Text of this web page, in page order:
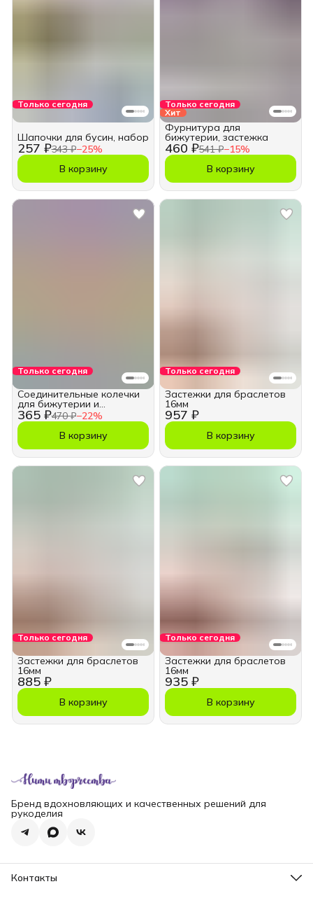
Только сегодня
257 ₽343 ₽−25%
Шапочки для бусин, набор
В корзину
Только сегодня
Хит
460 ₽541 ₽−15%
Фурнитура для
бижутерии, застежка
В корзину
Только сегодня
365 ₽470 ₽−22%
Соединительные колечки
для бижутерии и
рукоделия 10 мм
В корзину
Только сегодня
957 ₽
Застежки для браслетов
16мм
В корзину
Только сегодня
885 ₽
Застежки для браслетов
16мм
В корзину
Только сегодня
935 ₽
Застежки для браслетов
16мм
В корзину
Бренд вдохновляющих и качественных решений для
рукоделия
Контакты